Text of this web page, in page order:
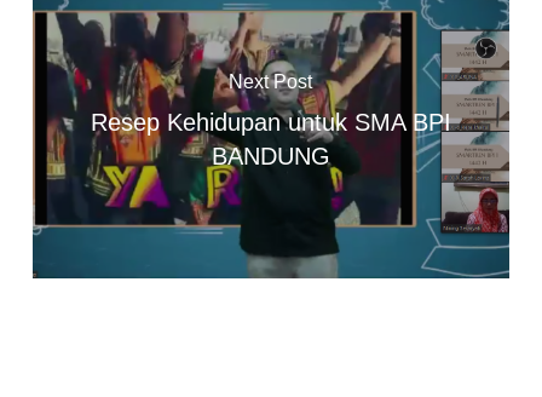
Next Post
Resep Kehidupan untuk SMA BPI
BANDUNG